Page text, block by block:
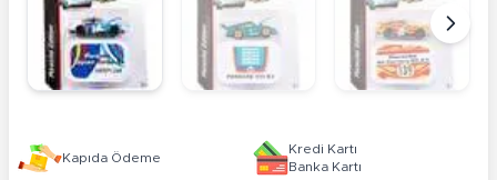
Kapıda Ödeme
Kredi Kartı
Banka Kartı